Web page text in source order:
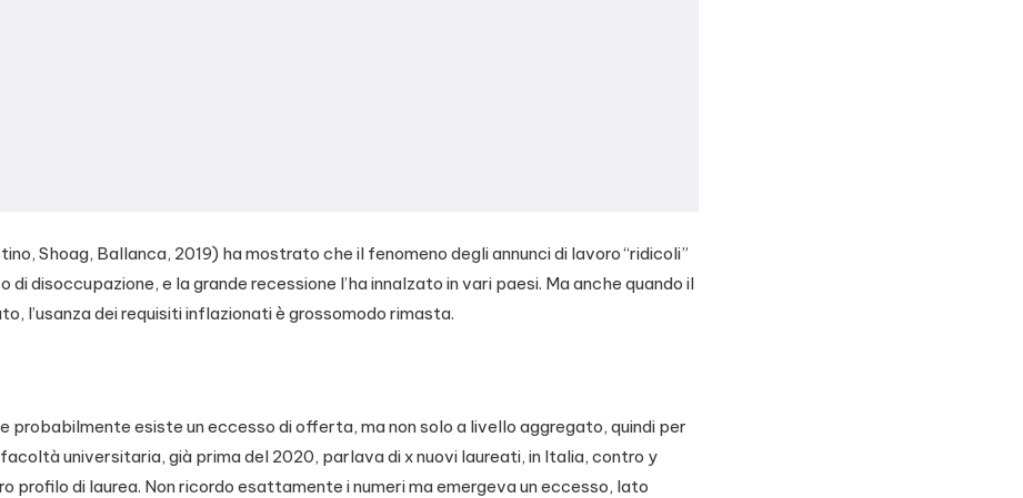
Shoag, Ballanca, 2019) ha mostrato che il fenomeno degli annunci di lavoro “ridicoli”
disoccupazione, e la grande recessione l’ha innalzato in vari paesi. Ma anche quando il
l’usanza dei requisiti inflazionati è grossomodo rimasta.
probabilmente esiste un eccesso di offerta, ma non solo a livello aggregato, quindi per
universitaria, già prima del 2020, parlava di x nuovi laureati, in Italia, contro y
profilo di laurea. Non ricordo esattamente i numeri ma emergeva un eccesso, lato